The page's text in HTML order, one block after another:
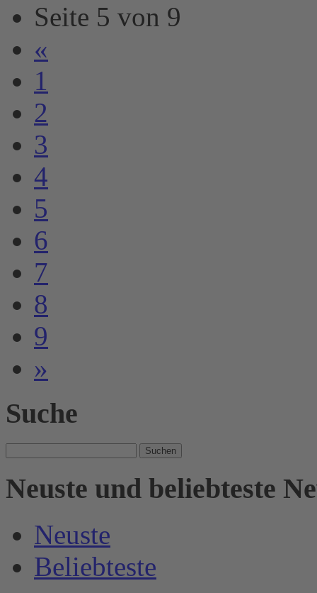
Seite 5 von 9
«
1
2
3
4
5
6
7
8
9
»
Suche
nach:
Neuste und beliebteste
Neuste
Beliebteste